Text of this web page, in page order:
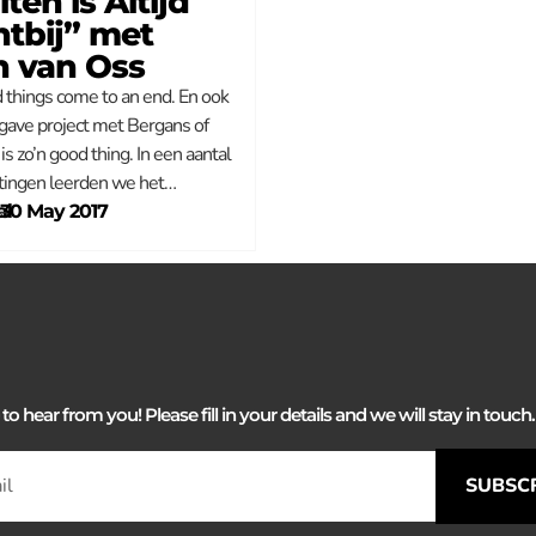
met
van Oss
come to an end. En ook
project met Bergans of
zo’n good thing. In een aantal
leerden we het…
–
30 May 2017
hear from you! Please fill in your details and we will stay in